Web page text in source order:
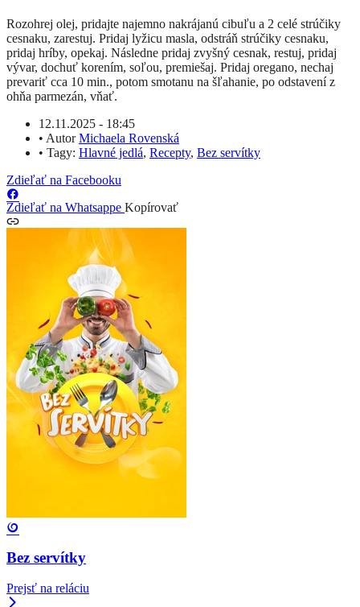
Rozohrej olej, pridajte najemno nakrájanú cibuľu a 2 celé strúčiky
cesnaku, zarestuj. Pridaj lyžicu masla, odstráň strúčiky cesnaku,
pridaj hríby, opekaj. Následne pridaj zvyšný cesnak, restuj, pridaj
vývar, dochuť korením, soľou, premiešaj. Pridaj oregano, nechaj
prevariť cca 10 min., potom smotanu na šľahanie, po odstavení z
ohňa parmezán, vňať.
12.11.2025 - 18:45
• AutorMichaela Rovenská
• Tagy: Hlavné jedlá, Recepty, Bez servítky
Zdieľať na Facebooku
Zdieľať na Whatsappe Kopírovať
Bez servítky
Prejsť na reláciu